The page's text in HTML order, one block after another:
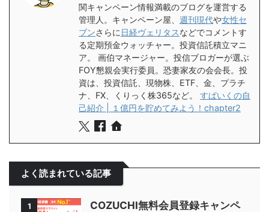
関キャンペーン情報満載のブログを運営する
管理人。キャンペーン屋、 週刊現代や女性セ
ブンさらに 日経ヴェリタスなどでコメントす
る定期預金ウォッチャー。投資信託積立マニ
ア。 画伯マネージャー。投信ブロガーが選ぶ
FOY懇親会実行委員。恐妻家友の会会長。投
資は、投資信託、現物株、ETF、金、プラチ
ナ、FX、くりっく株365など。 すぱいくの自
己紹介 | １億円を貯めてみよう！chapter2
よく読まれている記事
1
COZUCHI無料会員登録キャンペ